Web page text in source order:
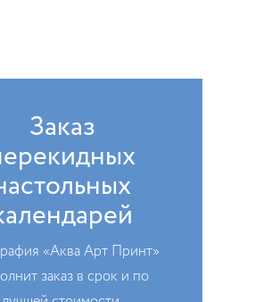
Заказ
«Аква Арт Принт»
заказ в срок и по